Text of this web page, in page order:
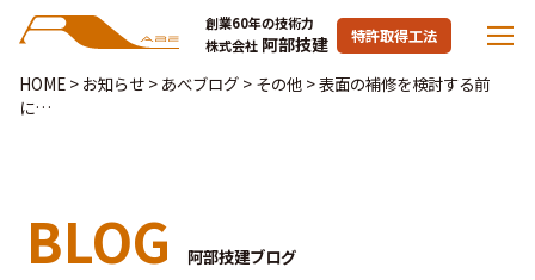
創業60年の技術力
株式会社 阿部技建 特許取得工法
HOME> お知らせ> あべブログ> その他>表面の補修を検討する前
に…
BLOG 阿部技建ブログ